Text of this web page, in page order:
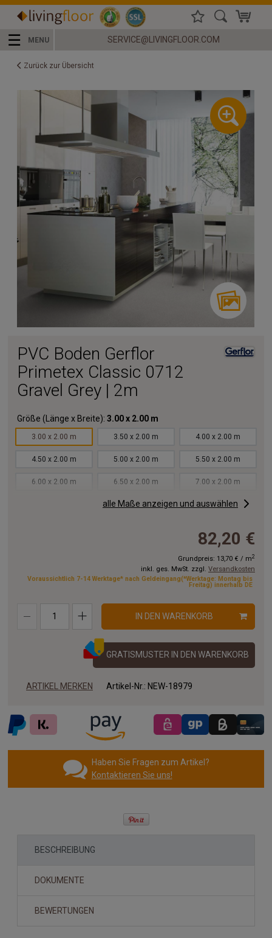
☰ MENU SERVICE@LIVINGFLOOR.COM
Zurück zur Übersicht
PVC Boden Gerflor
Primetex Classic 0712
Gravel Grey | 2m
Größe (Länge x Breite): 3.00 x 2.00 m
3.00 x 2.00 m 3.50 x 2.00 m 4.00 x 2.00 m
4.50 x 2.00 m 5.00 x 2.00 m 5.50 x 2.00 m
6.00 x 2.00 m 6.50 x 2.00 m 7.00 x 2.00 m
8.00 x 2.00 m 8.50 x 2.00 m
13.00x2.00 m
15.00x2.00 m 16.00x2.00 m
20.00x2.00 m
alle Maße anzeigen und auswählen
82,20 €
Grundpreis: 13,70 € / m2
inkl. ges. MwSt. zzgl. Versandkosten
Voraussichtlich 7-14 Werktage* nach Geldeingang(*Werktage: Montag bis
Freitag) innerhalb DE
IN DEN WARENKORB
GRATISMUSTER IN DEN WARENKORB
ARTIKEL MERKEN Artikel-Nr.: NEW-18979
Haben Sie Fragen zum Artikel?
Kontaktieren Sie uns!
BESCHREIBUNG
DOKUMENTE
BEWERTUNGEN